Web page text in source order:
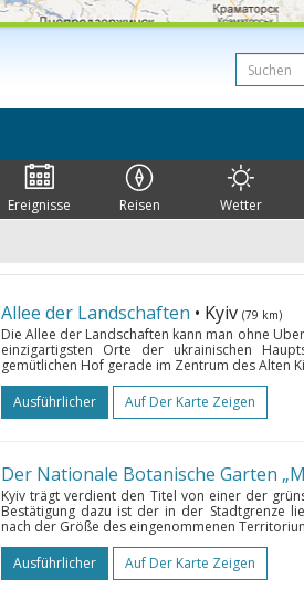
Ereignisse Reisen Wetter
Allee der Landschaften • Kyiv (79 km)
Die Allee der Landschaften kann man ohne
einzigartigsten Orte der ukrainischen
gemütlichen Hof gerade im Zentrum des Alten
Ausführlicher
Auf Der Karte Zeigen
Der Nationale Botanische Garten
Kyiv trägt verdient den Titel von einer der
Bestätigung dazu ist der in der Stadtgrenze
nach der Größe des eingenommenen
Ausführlicher
Auf Der Karte Zeigen